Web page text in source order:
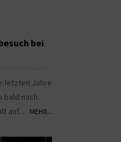
bei
letzten Jahre
bald nach
auf...
MEHR...